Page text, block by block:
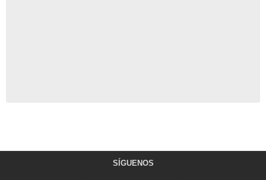
SÍGUENOS